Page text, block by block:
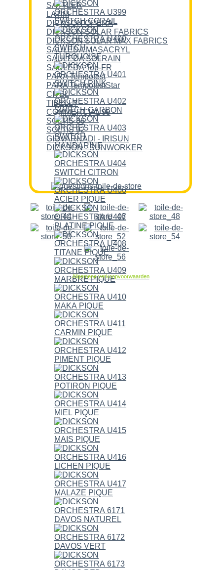
SATTLER
LATIM
DICKSON OPERA
DICKSON SOLAR FABRICS
DICKSON SOLAR MAX FABRICS
SAULEDA MASACRYL
SAULEDA SOLRAIN
SAULEDA Top-FR
PARA Tempotest
PARA TempotestStar
CITEL
TIBELLY
COMMERCIAL 95
SOLTIS 86
SOLTIS 92
GIOVARNADI - IRISUN
DICKSON - SUNWORKER
Allgemene verkoopvoorwaarden